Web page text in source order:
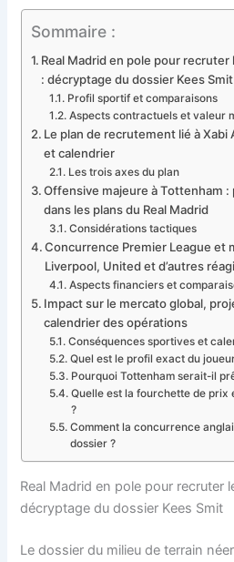
Sommaire :
Real Madrid en pole pour recruter
: décryptage du dossier Kees Smit
Profil sportif et comparaisons
Aspects contractuels et valeur
Le plan de recrutement lié à
et calendrier
Les trois axes du plan
Offensive majeure à Tottenham
dans les plans du Real Madrid
Considérations tactiques
Concurrence Premier League et
Liverpool, United et d’autres
Aspects financiers et
Impact sur le mercato global,
calendrier des opérations
Conséquences sportives et
Quel est le profil exact du
Pourquoi Tottenham serait-il
Quelle est la fourchette de prix
?
Comment la concurrence
dossier ?
Real Madrid en pole pour recruter
décryptage du dossier Kees Smit
Le dossier du milieu de terrain